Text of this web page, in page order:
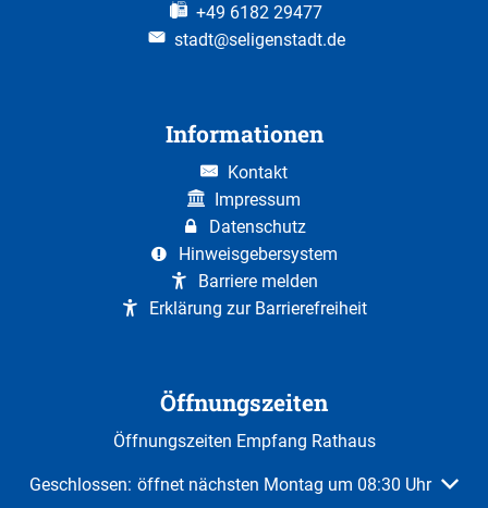
+49 6182 29477
stadt@seligenstadt.de
Informationen
Kontakt
Impressum
Datenschutz
Hinweisgebersystem
Barriere melden
Erklärung zur Barrierefreiheit
Öffnungszeiten
Öffnungszeiten Empfang Rathaus
Klicken, um weitere Öffnungs- oder Schließzeiten
Geschlossen: öffnet nächsten Montag um 08:30 Uhr